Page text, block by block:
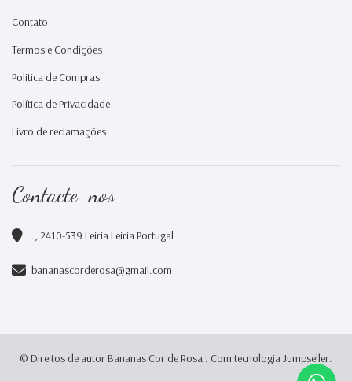
Contato
Termos e Condições
Politica de Compras
Política de Privacidade
Livro de reclamações
Contacte-nos
., 2410-539 Leiria Leiria Portugal
bananascorderosa@gmail.com
© Direitos de autor Bananas Cor de Rosa . Com tecnologia Jumpseller.